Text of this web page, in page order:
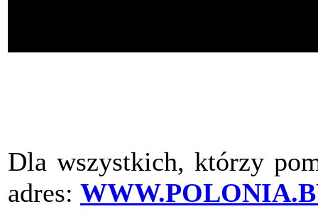
Dla wszystkich, którzy
adres: